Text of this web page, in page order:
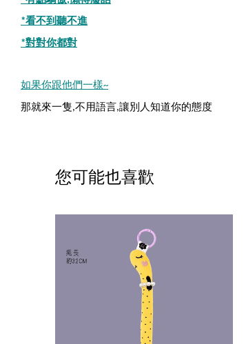
*看不到聽不進
*對對你都對
如果你跟他們一樣~
那就來一隻,不用語言,讓別人知道你的態度
您可能也喜歡